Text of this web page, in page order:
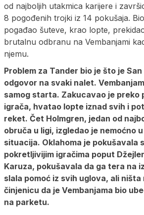
od najboljih utakmica karijere i
8 pogođenih trojki iz 14 pokušaja.
pogađao šuteve, krao lopte,
brutalnu odbranu na Vembanjami
njemu.
Problem za Tander bio je što je
odgovor na svaki nalet.
samog starta. Zakucavao je preko
igrača, hvatao lopte iznad svih i
reket. Čet Holmgren, jedan od
obruča u ligi, izgledao je nemoćno
situacija. Oklahoma je pokušavala
pokretljivijim igračima poput
Karuza, pokušavala da ga tera na
slala pomoć iz svih uglova, ali ništa
činjenicu da je Vembanjama bio
na parketu.